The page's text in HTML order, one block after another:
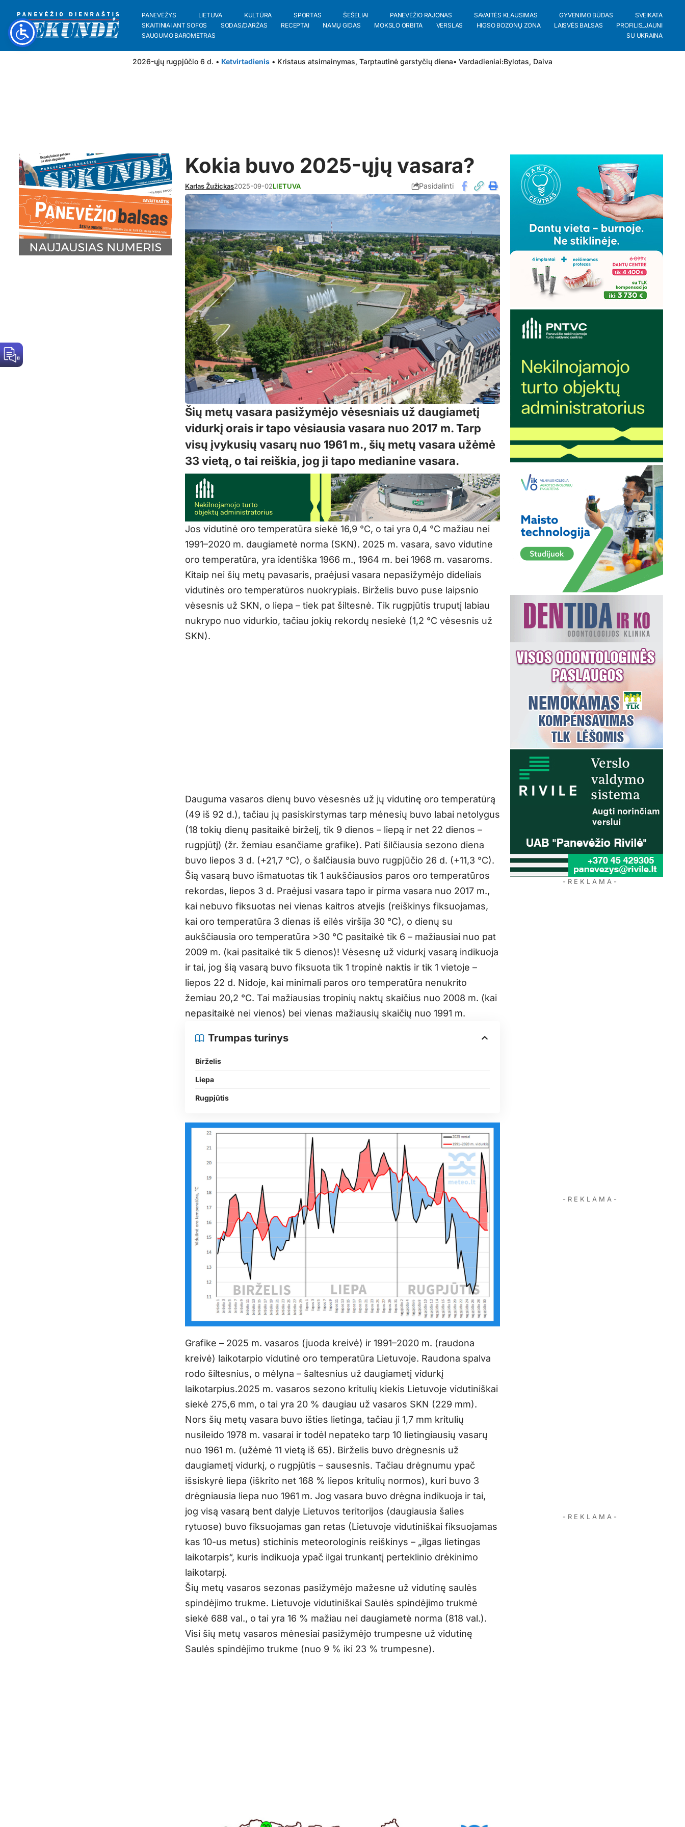
PANEVĖŽYS LIETUVA KULTŪRA SPORTAS ŠEŠĖLIAI PANEVĖŽIO RAJONAS SAVAITĖS KLAUSIMAS GYVENIMO BŪDAS
SVEIKATA
SKAITINIAI ANT SOFOS
SODAS/DARŽAS RECEPTAI NAMŲ GIDAS MOKSLO ORBITA VERSLAS HIGSO BOZONŲ ZONA LAISVĖS BALSAS
PROFILIS_JAUNI
SAUGUMO BAROMETRAS
SU UKRAINA
2026-ųjų rugpjūčio 6 d. • Ketvirtadienis • Kristaus atsimainymas, Tarptautinė garstyčių diena• Vardadieniai:Bylotas, Daiva
Kokia buvo 2025-ųjų vasara?
Karlas Žužickas2025-09-02LIETUVA Pasidalinti
Šių metų vasara pasižymėjo vėsesniais už daugiametį
vidurkį orais ir tapo vėsiausia vasara nuo 2017 m. Tarp
visų įvykusių vasarų nuo 1961 m., šių metų vasara užėmė
33 vietą, o tai reiškia, jog ji tapo medianine vasara.
Jos vidutinė oro temperatūra siekė 16,9 °C, o tai yra 0,4 °C mažiau nei
1991–2020 m. daugiametė norma (SKN). 2025 m. vasara, savo vidutine
oro temperatūra, yra identiška 1966 m., 1964 m. bei 1968 m. vasaroms.
Kitaip nei šių metų pavasaris, praėjusi vasara nepasižymėjo dideliais
vidutinės oro temperatūros nuokrypiais. Birželis buvo puse laipsnio
vėsesnis už SKN, o liepa – tiek pat šiltesnė. Tik rugpjūtis truputį labiau
nukrypo nuo vidurkio, tačiau jokių rekordų nesiekė (1,2 °C vėsesnis už
SKN).
Dauguma vasaros dienų buvo vėsesnės už jų vidutinę oro temperatūrą
(49 iš 92 d.), tačiau jų pasiskirstymas tarp mėnesių buvo labai netolygus
(18 tokių dienų pasitaikė birželį, tik 9 dienos – liepą ir net 22 dienos –
rugpjūtį) (žr. žemiau esančiame grafike). Pati šilčiausia sezono diena
buvo liepos 3 d. (+21,7 °C), o šalčiausia buvo rugpjūčio 26 d. (+11,3 °C).
Šią vasarą buvo išmatuotas tik 1 aukščiausios paros oro temperatūros
rekordas, liepos 3 d. Praėjusi vasara tapo ir pirma vasara nuo 2017 m.,
kai nebuvo fiksuotas nei vienas kaitros atvejis (reiškinys fiksuojamas,
kai oro temperatūra 3 dienas iš eilės viršija 30 °C), o dienų su
aukščiausia oro temperatūra >30 °C pasitaikė tik 6 – mažiausiai nuo pat
2009 m. (kai pasitaikė tik 5 dienos)! Vėsesnę už vidurkį vasarą indikuoja
ir tai, jog šią vasarą buvo fiksuota tik 1 tropinė naktis ir tik 1 vietoje –
liepos 22 d. Nidoje, kai minimali paros oro temperatūra nenukrito
žemiau 20,2 °C. Tai mažiausias tropinių naktų skaičius nuo 2008 m. (kai
nepasitaikė nei vienos) bei vienas mažiausių skaičių nuo 1991 m.
Trumpas turinys
Birželis
Liepa
Rugpjūtis
Grafike – 2025 m. vasaros (juoda kreivė) ir 1991–2020 m. (raudona
kreivė) laikotarpio vidutinė oro temperatūra Lietuvoje. Raudona spalva
rodo šiltesnius, o mėlyna – šaltesnius už daugiametį vidurkį
laikotarpius.2025 m. vasaros sezono kritulių kiekis Lietuvoje vidutiniškai
siekė 275,6 mm, o tai yra 20 % daugiau už vasaros SKN (229 mm).
Nors šių metų vasara buvo išties lietinga, tačiau ji 1,7 mm kritulių
nusileido 1978 m. vasarai ir todėl nepateko tarp 10 lietingiausių vasarų
nuo 1961 m. (užėmė 11 vietą iš 65). Birželis buvo drėgnesnis už
daugiametį vidurkį, o rugpjūtis – sausesnis. Tačiau drėgnumu ypač
išsiskyrė liepa (iškrito net 168 % liepos kritulių normos), kuri buvo 3
drėgniausia liepa nuo 1961 m. Jog vasara buvo drėgna indikuoja ir tai,
jog visą vasarą bent dalyje Lietuvos teritorijos (daugiausia šalies
rytuose) buvo fiksuojamas gan retas (Lietuvoje vidutiniškai fiksuojamas
kas 10-us metus) stichinis meteorologinis reiškinys – „ilgas lietingas
laikotarpis“, kuris indikuoja ypač ilgai trunkantį perteklinio drėkinimo
laikotarpį.
Šių metų vasaros sezonas pasižymėjo mažesne už vidutinę saulės
spindėjimo trukme. Lietuvoje vidutiniškai Saulės spindėjimo trukmė
siekė 688 val., o tai yra 16 % mažiau nei daugiametė norma (818 val.).
Visi šių metų vasaros mėnesiai pasižymėjo trumpesne už vidutinę
Saulės spindėjimo trukme (nuo 9 % iki 23 % trumpesne).
- R E K L A M A -
- R E K L A M A -
- R E K L A M A -